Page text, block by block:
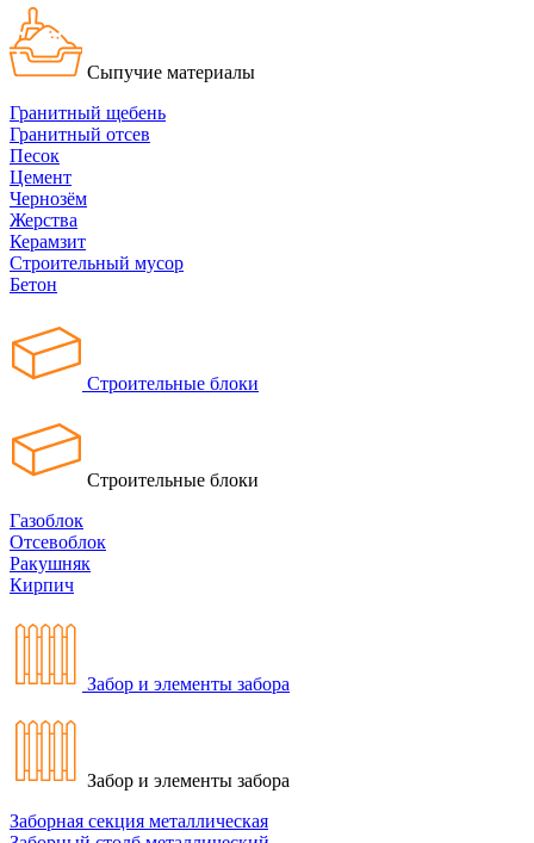
Сыпучие материалы
Гранитный щебень
Гранитный отсев
Песок
Цемент
Чернозём
Жерства
Керамзит
Строительный мусор
Бетон
Строительные блоки
Строительные блоки
Газоблок
Отсевоблок
Ракушняк
Кирпич
Забор и элементы забора
Забор и элементы забора
Заборная секция металлическая